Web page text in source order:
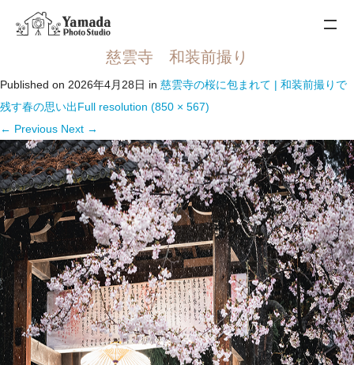
慈雲寺 和装前撮り
Published on 2026年4月28日 in 慈雲寺の桜に包まれて | 和装前撮りで
残す春の思い出Full resolution (850 × 567)
← Previous Next →